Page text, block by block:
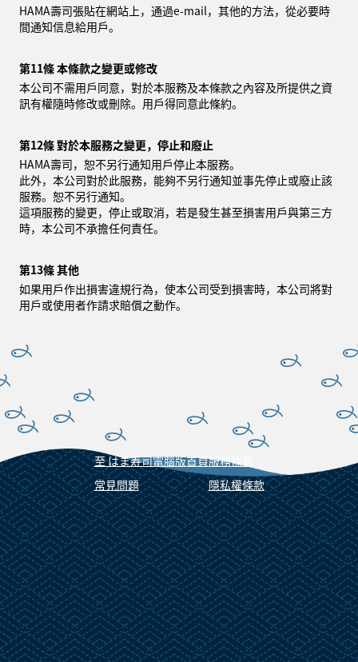
HAMA壽司張貼在網站上，通過e-mail，其他的方法，從必要時
間通知信息給用戶。
第11條 本條款之變更或修改
本公司不需用戶同意，對於本服務及本條款之內容及所提供之資
訊有權隨時修改或刪除。用戶得同意此條約。
第12條 對於本服務之變更，停止和廢止
HAMA壽司，恕不另行通知用戶停止本服務。
此外，本公司對於此服務，能夠不另行通知並事先停止或廢止該
服務。恕不另行通知。
這項服務的變更，停止或取消，若是發生甚至損害用戶與第三方
時，本公司不承擔任何責任。
第13條 其他
如果用戶作出損害違規行為，使本公司受到損害時，本公司將對
用戶或使用者作請求賠償之動作。
至 はま寿司電腦版首頁
常見問題
服務條款
隱私權條款